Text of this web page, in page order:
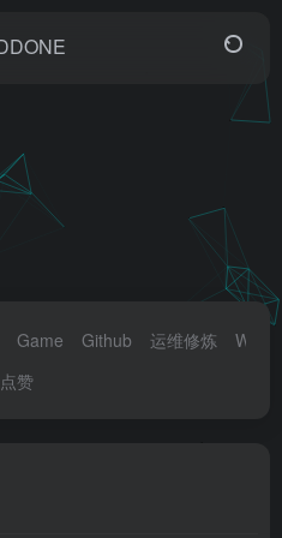
Game Github 运维修炼
点赞